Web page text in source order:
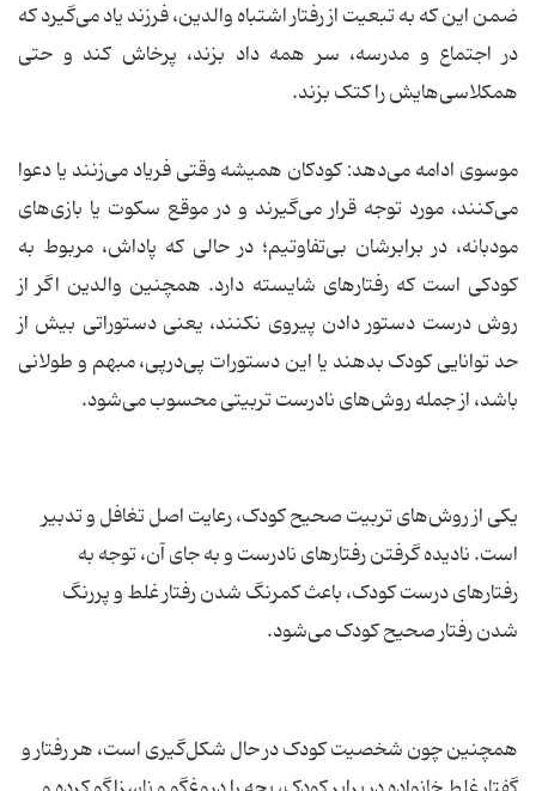
ضمن این که به تبعیت از رفتار اشتباه والدین، فرزند یاد می‌گیرد که
در اجتماع و مدرسه، سر همه داد بزند، پرخاش کند و حتی
همکلاسی‌هایش را کتک بزند.
موسوی ادامه می‌دهد: کودکان همیشه وقتی فریاد می‌زنند یا دعوا
می‌کنند، مورد توجه قرار می‌گیرند و در موقع سکوت یا بازی‌های
مودبانه، در برابرشان بی‌تفاوتیم؛ در حالی که پاداش، مربوط به
کودکی است که رفتارهای شایسته دارد. همچنین والدین اگر از
روش درست دستور دادن پیروی نکنند، یعنی دستوراتی بیش از
حد توانایی کودک بدهند یا این دستورات پی‌درپی، مبهم و طولانی
باشد، از جمله روش‌های نادرست تربیتی محسوب می‌شود.
یکی از روش‌های تربیت صحیح کودک، رعایت اصل تغافل و تدبیر
است. نادیده گرفتن رفتارهای نادرست و به جای آن، توجه به
رفتارهای درست کودک، باعث کمرنگ شدن رفتار غلط و پررنگ
شدن رفتار صحیح کودک می‌شود.
همچنین چون شخصیت کودک در حال شکل‌گیری است، هر رفتار و